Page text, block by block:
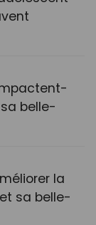
belle-
la
sa belle-